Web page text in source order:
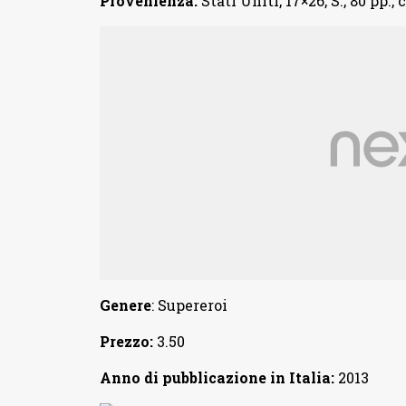
Genere: Supereroi
Prezzo: 3.50
Anno di pubblicazione in Italia: 2013